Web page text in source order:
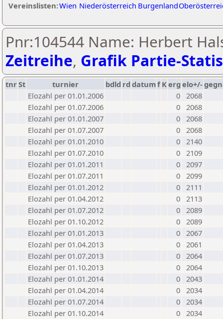
Vereinslisten:Wien Niederösterreich Burgenland
Pnr:104544 Name: Herbert
Zeitreihe, Grafik Partie-
tnrSt turnier bdld rd datumf Kerg elo+/-
Elozahl per 01.01.2006
0 2068
Elozahl per 01.07.2006
0 2068
Elozahl per 01.01.2007
0 2068
Elozahl per 01.07.2007
0 2068
Elozahl per 01.01.2010
0 2140
Elozahl per 01.07.2010
0 2109
Elozahl per 01.01.2011
0 2097
Elozahl per 01.07.2011
0 2099
Elozahl per 01.01.2012
0 2111
Elozahl per 01.04.2012
0 2113
Elozahl per 01.07.2012
0 2089
Elozahl per 01.10.2012
0 2089
Elozahl per 01.01.2013
0 2067
Elozahl per 01.04.2013
0 2061
Elozahl per 01.07.2013
0 2064
Elozahl per 01.10.2013
0 2064
Elozahl per 01.01.2014
0 2043
Elozahl per 01.04.2014
0 2034
Elozahl per 01.07.2014
0 2034
Elozahl per 01.10.2014
0 2034